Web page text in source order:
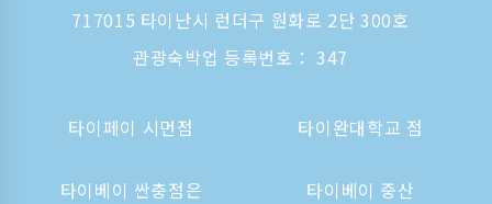
717015 타이난시 런더구 원화로 2단 300호
관광숙박업 등록번호： 347
타이페이 시먼점 타이완대학교 점
타이베이 싼충점은 타이베이 중산